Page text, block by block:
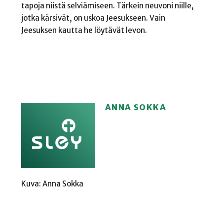
tapoja niistä selviämiseen. Tärkein neuvoni niille,
jotka kärsivät, on uskoa Jeesukseen. Vain
Jeesuksen kautta he löytävät levon.
ANNA SOKKA
Kuva: Anna Sokka